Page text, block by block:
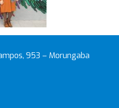
953 – Morungaba